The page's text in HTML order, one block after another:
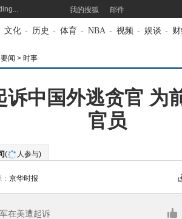
我的搜狐 邮件
文化 - 历史 - 体育 - NBA - 视频 - 娱谈 -
闻 > 时事
诉中国外逃贪官 为
官员
( 人参与)
京华时报
在美遭起诉